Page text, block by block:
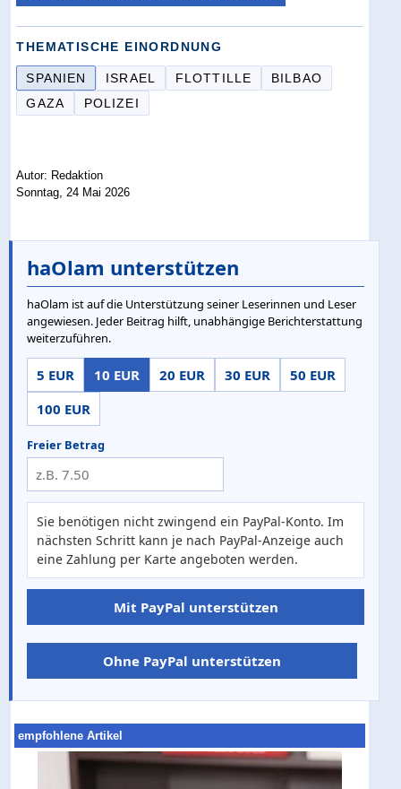
THEMATISCHE EINORDNUNG
SPANIEN ISRAEL FLOTTILLE
BILBAO
GAZA
POLIZEI
Autor: Redaktion
Sonntag, 24 Mai 2026
haOlam unterstützen
haOlam ist auf die Unterstützung seiner Leserinnen und Leser
angewiesen. Jeder Beitrag hilft, unabhängige Berichterstattung
weiterzuführen.
5 EUR 10 EUR 20 EUR 30 EUR
50 EUR
100 EUR
Freier Betrag
Sie benötigen nicht zwingend ein PayPal-Konto. Im
nächsten Schritt kann je nach PayPal-Anzeige auch
eine Zahlung per Karte angeboten werden.
Mit PayPal unterstützen
Ohne PayPal unterstützen
empfohlene Artikel